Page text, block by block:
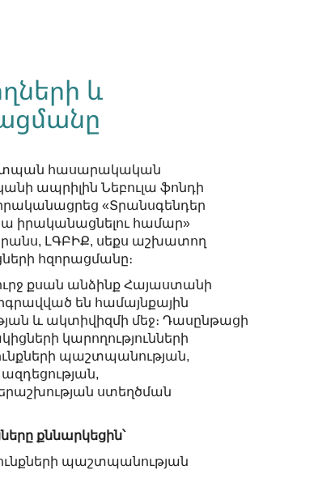
և
հասարակական
ապրիլին Նեբուլա ֆոնդի
«Տրանսգենդեր
իրականացնելու համար»
ԼԳԲԻՔ, սեքս աշխատող
հզորացմանը։
քսան անձինք Հայաստանի
են համայնքային
և ակտիվիզմի մեջ։ Դասընթացի
կարողությունների
պաշտպանության,
ստեղծման
քննարկեցին՝
պաշտպանության